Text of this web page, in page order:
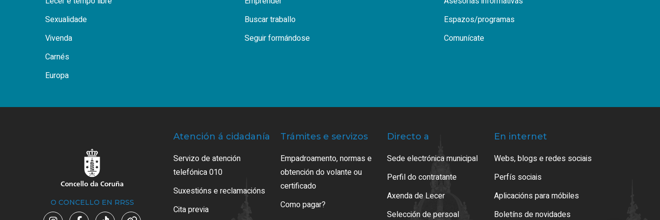
Sexualidade
Vivenda
Carnés
Europa
Buscar traballo
Seguir formándose
Espazos/programas
Comunícate
O CONCELLO EN RRSS
Atención á cidadanía
Servizo de atención
telefónica 010
Suxestións e reclamacións
Cita previa
Trámites e servizos
Empadroamento, normas e
obtención do volante ou
certificado
Como pagar?
Directo a
Sede electrónica municipal
Perfil do contratante
Axenda de Lecer
Selección de persoal
En internet
Webs, blogs e redes sociais
Perfís sociais
Aplicacións para móbiles
Boletíns de novidades